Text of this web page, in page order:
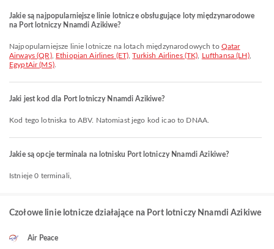
Jakie są najpopularniejsze linie lotnicze obsługujące loty międzynarodowe
na Port lotniczy Nnamdi Azikiwe?
Najpopularniejsze linie lotnicze na lotach międzynarodowych to Qatar
Airways (QR), Ethiopian Airlines (ET) ,Turkish Airlines (TK) Lufthansa (LH),
EgyptAir (MS).
Jaki jest kod dla Port lotniczy Nnamdi Azikiwe?
Kod tego lotniska to ABV. Natomiast jego kod icao to DNAA.
Jakie są opcje terminala na lotnisku Port lotniczy Nnamdi Azikiwe?
Istnieje 0 terminali,
Czołowe linie lotnicze działające na Port lotniczy Nnamdi Azikiwe
Air Peace